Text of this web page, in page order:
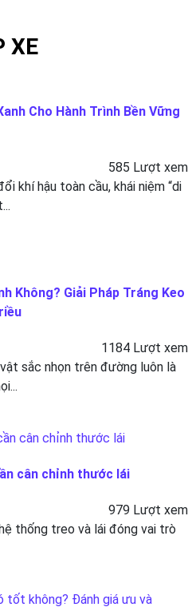
XE
Cho Hành Trình Bền Vững
585 Lượt xem
khí hậu toàn cầu, khái niệm “di
Không? Giải Pháp Tráng Keo
1184 Lượt xem
sắc nhọn trên đường luôn là
cân chỉnh thước lái
979 Lượt xem
thống treo và lái đóng vai trò